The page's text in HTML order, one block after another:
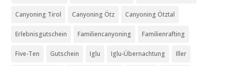
Canyoning Tirol Canyoning Ötz Canyoning Ötztal
Erlebnisgutschein Familiencanyoning Familienrafting
Five-Ten Gutschein Iglu Iglu-Übernachtung Iller